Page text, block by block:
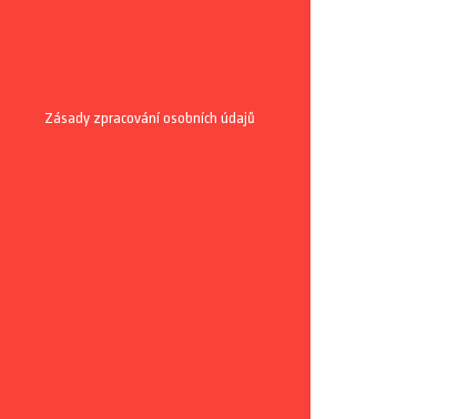
Zásady zpracování osobních údajů